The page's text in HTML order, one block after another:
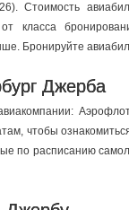
Стоимость
класса
Бронируйте
Джерба
чтобы
по расписанию